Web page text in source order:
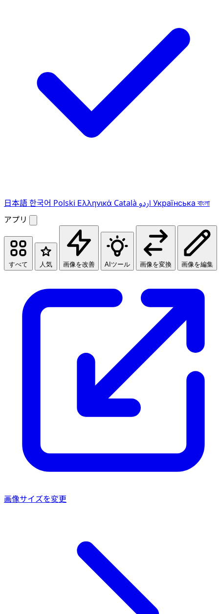
日本語한국어 Polski Ελληνικά Català Українська বাংলা
アプリ
すべて 人気 画像を改善 AIツール 画像を変換 画像を編集
画像サイズを変更